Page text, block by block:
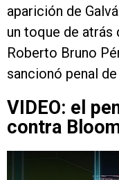
aparición de
un toque de atrás
Roberto Bruno
sancionó penal
VIDEO: el
contra